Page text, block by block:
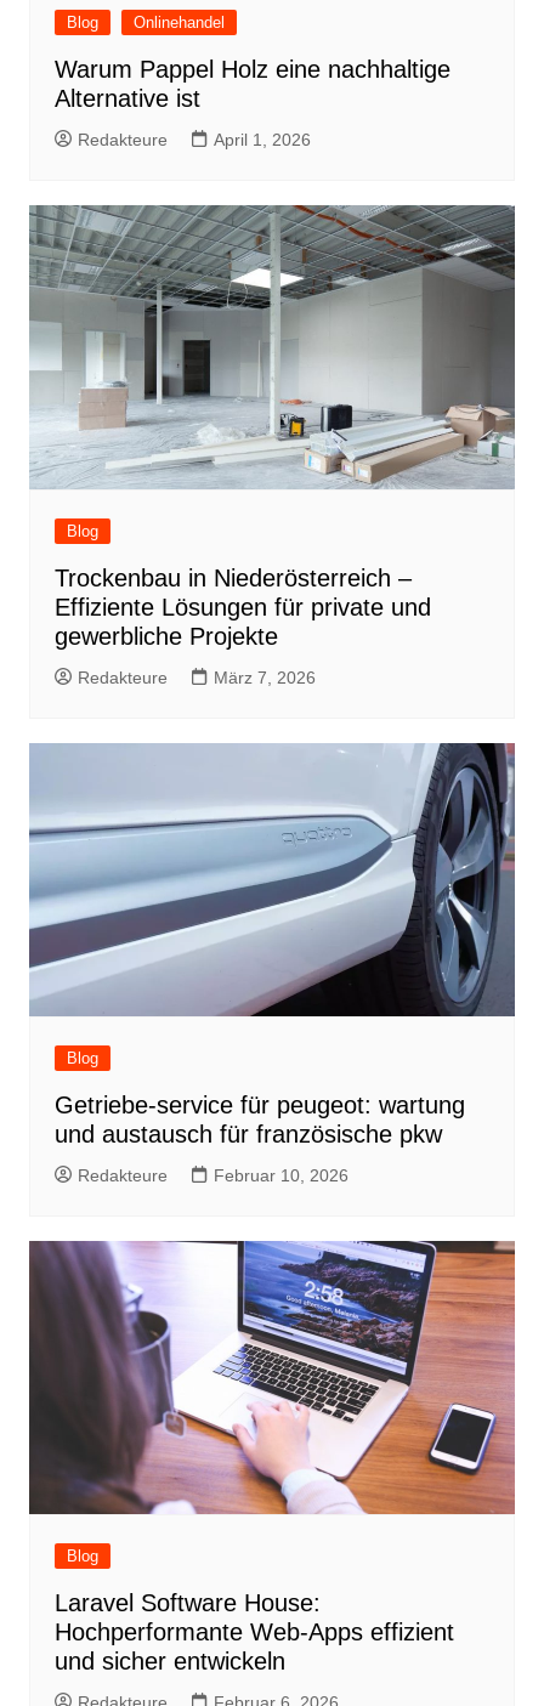
Blog Onlinehandel
Warum Pappel Holz eine nachhaltige
Alternative ist
Redakteure April 1, 2026
Blog
Trockenbau in Niederösterreich –
Effiziente Lösungen für private und
gewerbliche Projekte
Redakteure März 7, 2026
Blog
Getriebe-service für peugeot: wartung
und austausch für französische pkw
Redakteure Februar 10, 2026
Blog
Laravel Software House:
Hochperformante Web-Apps effizient
und sicher entwickeln